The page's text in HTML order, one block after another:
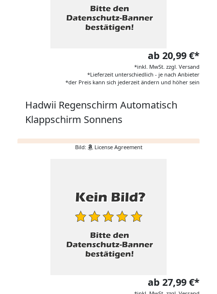
ab 20,99 €*
*inkl. MwSt. zzgl. Versand
*Lieferzeit unterschiedlich - je nach Anbieter
*der Preis kann sich jederzeit ändern und höher sein
Hadwii Regenschirm Automatisch
Klappschirm Sonnens
Bild: License Agreement
ab 27,99 €*